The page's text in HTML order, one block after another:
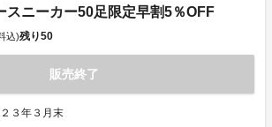
スニーカー50足限定早割5％OFF
込)残り50
販売終了
３年３月末